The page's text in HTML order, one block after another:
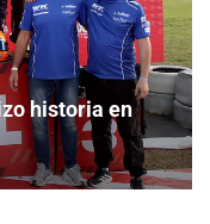
historia en